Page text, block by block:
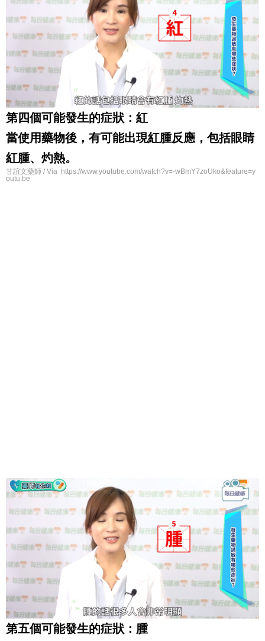
第四個可能發生的症狀：紅
當使用藥物後，有可能出現紅腫反應，包括眼睛
紅腫、灼熱。
甘誼文藥師 / Via https://www.youtube.com/watch?v=-wBmY7zoUko&feature=y
outu.be
第五個可能發生的症狀：腫